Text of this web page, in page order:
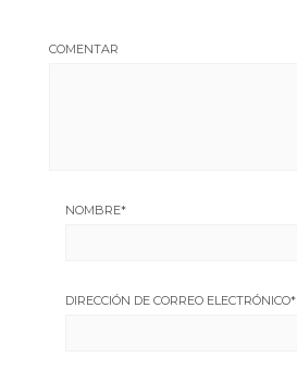
COMENTAR
NOMBRE*
DIRECCIÓN DE CORREO ELECTRÓNICO*